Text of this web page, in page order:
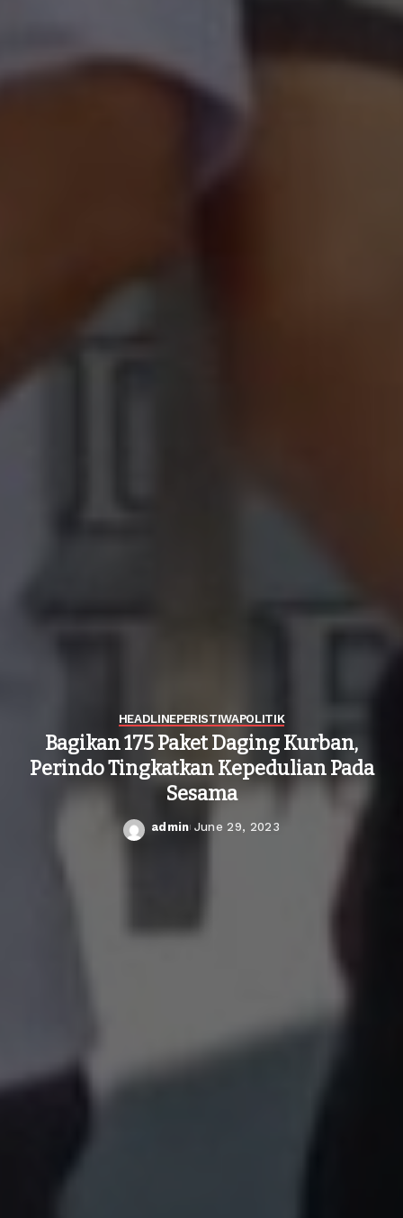
HEADLINEPERISTIWAPOLITIK
Bagikan 175 Paket Daging Kurban,
Perindo Tingkatkan Kepedulian Pada
Sesama
Posted
admin June 29, 2023